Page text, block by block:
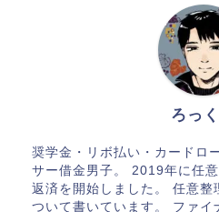
ろっ
奨学金・リボ払い・カードロ
サー借金男子。 2019年に任
返済を開始しました。 任意整
ついて書いています。 ファイ